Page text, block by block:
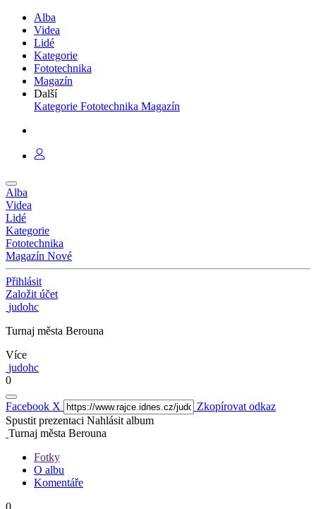
Alba
Videa
Lidé
Kategorie
Fototechnika
Magazín
Další
Kategorie Fototechnika Magazín
Alba
Videa
Lidé
Kategorie
Fototechnika
Magazín Nové
Přihlásit
Založit účet
judohc
Turnaj města Berouna
Více
judohc
0
Facebook X
Zkopírovat odkaz
Spustit prezentaci Nahlásit album
Turnaj města Berouna
Fotky
O albu
Komentáře
0